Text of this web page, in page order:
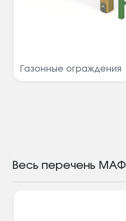
Газонные ограждения
Весь перечень МАФ